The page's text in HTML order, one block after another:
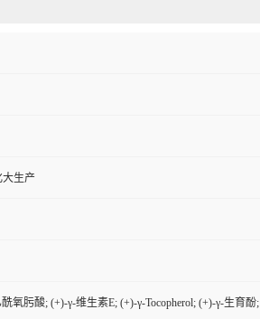
生产
氧肟酸; (+)-γ-维生素E; (+)-γ-Tocopherol; (+)-γ-生育酚;